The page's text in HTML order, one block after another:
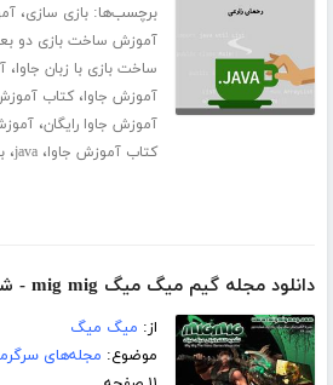
برچسب‌ها:بازی سازی،
آموزش ساخت بازی دو
ساخت بازی با زبان جاوا،
آموزش جاوا،کتاب
آموزش جاوا رایگان،
کتاب آموزش جاوا،java،
دانلود مجله گیم میگ میگ mig mig - شماره دوم
از: میگ میگ
موضوع: مجله‌های